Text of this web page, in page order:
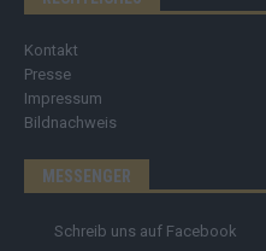
Kontakt
Presse
Impressum
Bildnachweis
MESSENGER
Schreib uns auf Facebook